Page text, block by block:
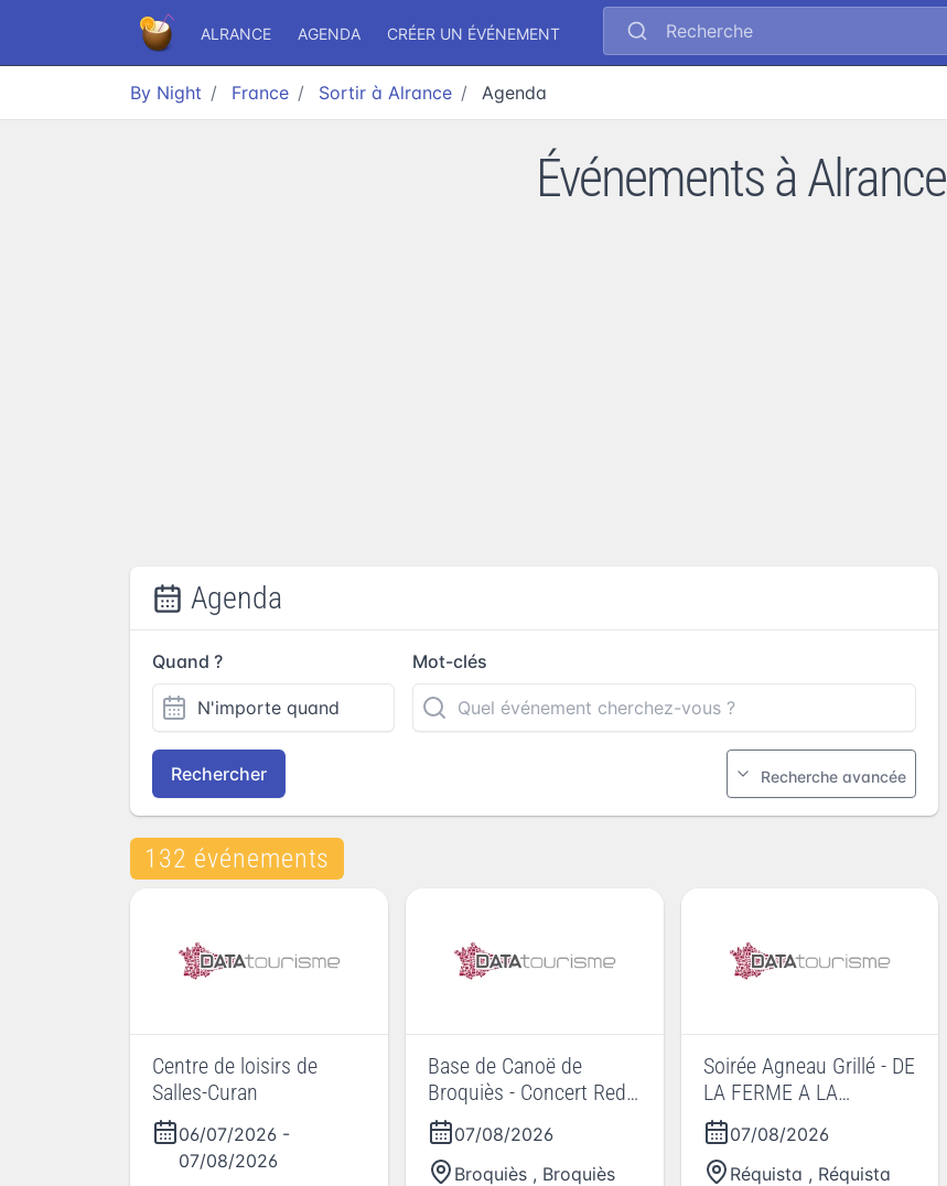
ALRANCE AGENDA CRÉER UN ÉVÉNEMENT Recherche
By Night France Sortir à Alrance Agenda
Événements à Alrance
Agenda
Quand ? Mot-clés
Rechercher Recherche avancée
132 événements
Centre de loisirs de
Salles-Curan
06/07/2026 -
07/08/2026
Base de Canoë de
Broquiès - Concert Red
Rambal
07/08/2026
Broquiès , Broquiès
Soirée Agneau Grillé - DE
LA FERME A LA
FOURCHETTE
07/08/2026
Réquista , Réquista